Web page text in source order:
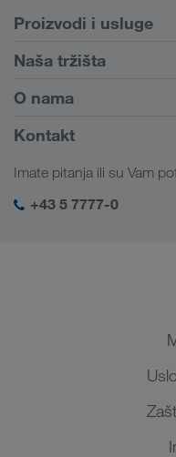
Proizvodi i usluge
Drumski transport
Portal za klijente
Digitalna rešenja
Naša tržišta
Evropa
Kavkaz
Centralna Azija
Bliski Istok
O nama
Informacije o preduzeću
Društvena odgovornost
SHEQ menadžment
Kontakt
Imate pitanja ili su Vam
+43 5 7777-0